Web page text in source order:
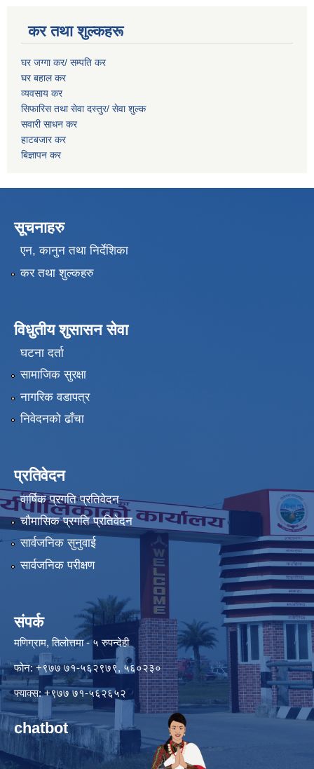
कर तथा शुल्कहरू
घर जग्गा कर/ सम्पति कर
घर बहाल कर
व्यवसाय कर
सिफारिस तथा सेवा दस्तुर/ सेवा शुल्क
सवारी साधन कर
हाटबजार कर
बिज्ञापन कर
सूचनाहरु
एन, कानुन तथा निर्देशिका
कर तथा शुल्कहरु
विधुतीय शुसासन सेवा
घटना दर्ता
सामाजिक सुरक्षा
नागरिक वडापत्र
निवेदनको ढाँचा
प्रतिवेदन
वार्षिक प्रगति प्रतिवेदन
चौमासिक प्रगति प्रतिवेदन
सार्वजनिक सुनुवाई
सार्वजनिक परीक्षण
संपर्क
मणिग्राम, तिलोत्तमा - ५ रुपन्देही
फोन: +९७७ ७१-५६२९७९, ५६०२३०
फ्याक्स: +९७७ ७१-५६२६५२
chatbot